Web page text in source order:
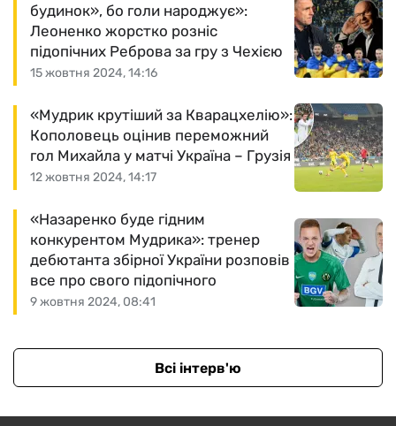
15 жовтня 2024, 14:16
будинок», бо голи народжує»:
Леоненко жорстко розніс
підопічних Реброва за гру з Чехією
12 жовтня 2024, 14:17
«Мудрик крутіший за Кварацхелію»:
Кополовець оцінив переможний
гол Михайла у матчі Україна – Грузія
9 жовтня 2024, 08:41
«Назаренко буде гідним
конкурентом Мудрика»: тренер
дебютанта збірної України розповів
все про свого підопічного
Всі інтерв'ю